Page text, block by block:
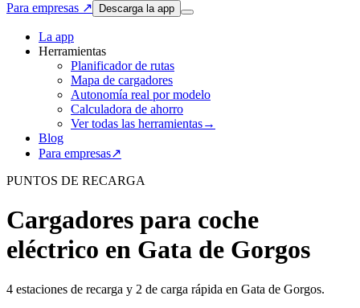
Para empresas ↗ Descarga la app
La app
Herramientas
Planificador de rutas
Mapa de cargadores
Autonomía real por modelo
Calculadora de ahorro
Ver todas las herramientas→
Blog
Para empresas↗
PUNTOS DE RECARGA
Cargadores para coche
eléctrico en Gata de Gorgos
4 estaciones de recarga y 2 de carga rápida en Gata de Gorgos.